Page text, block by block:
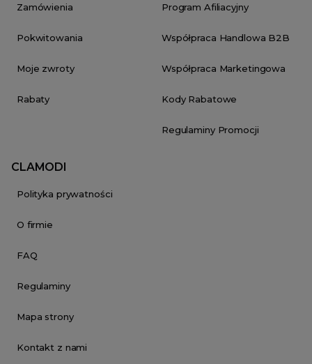
Zamówienia
Pokwitowania
Moje zwroty
Rabaty
Program Afiliacyjny
Współpraca Handlowa B2B
Współpraca Marketingowa
Kody Rabatowe
Regulaminy Promocji
CLAMODI
Polityka prywatności
O firmie
FAQ
Regulaminy
Mapa strony
Kontakt z nami